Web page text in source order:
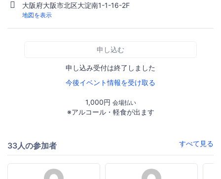
大阪府大阪市北区大淀南1-1-16-2F
地図を表示
申し込む
申し込み受付は終了しました
今後イベント情報を受け取る
1,000円 会場払い
※アルコール・軽食が出ます
33人の参加者 すべて見る